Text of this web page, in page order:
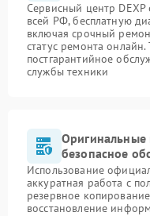
Сервисный центр DEXP
всей РФ, бесплатную
включая срочный
статус ремонта онлайн.
постгарантийное
службы техники
безопасное
Использование
аккуратная работа с
резервное
восстановление